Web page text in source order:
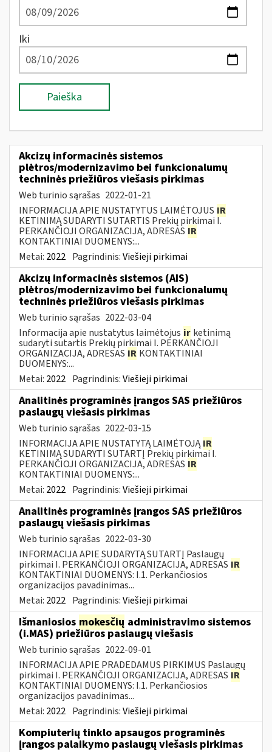
Iki
Paieška
Akcizų informacinės sistemos
plėtros/modernizavimo bei funkcionalumų
techninės priežiūros viešasis pirkimas
Web turinio sąrašas 2022-01-21
INFORMACIJA APIE NUSTATYTUS LAIMĖTOJUS IR
KETINIMĄ SUDARYTI SUTARTIS Prekių pirkimai I.
PERKANČIOJI ORGANIZACIJA, ADRESAS IR
KONTAKTINIAI DUOMENYS:...
Metai: 2022 Pagrindinis:Viešieji pirkimai
Akcizų informacinės sistemos (AIS)
plėtros/modernizavimo bei funkcionalumų
techninės priežiūros viešasis pirkimas
Web turinio sąrašas 2022-03-04
Informacija apie nustatytus laimėtojus ir ketinimą
sudaryti sutartis Prekių pirkimai I. PERKANČIOJI
ORGANIZACIJA, ADRESAS IR KONTAKTINIAI
DUOMENYS:...
Metai: 2022 Pagrindinis:Viešieji pirkimai
Analitinės programinės įrangos SAS priežiūros
paslaugų viešasis pirkimas
Web turinio sąrašas 2022-03-15
INFORMACIJA APIE NUSTATYTĄ LAIMĖTOJĄIR
KETINIMĄ SUDARYTI SUTARTĮ Prekių pirkimai I.
PERKANČIOJI ORGANIZACIJA, ADRESAS IR
KONTAKTINIAI DUOMENYS:...
Metai: 2022 Pagrindinis:Viešieji pirkimai
Analitinės programinės įrangos SAS priežiūros
paslaugų viešasis pirkimas
Web turinio sąrašas 2022-03-30
INFORMACIJA APIE SUDARYTĄ SUTARTĮ Paslaugų
pirkimai I. PERKANČIOJI ORGANIZACIJA, ADRESAS IR
KONTAKTINIAI DUOMENYS: I.1. Perkančiosios
organizacijos pavadinimas...
Metai: 2022 Pagrindinis:Viešieji pirkimai
Išmaniosios mokesčių administravimo sistemos
(i.MAS) priežiūros paslaugų viešasis
Web turinio sąrašas 2022-09-01
INFORMACIJA APIE PRADEDAMUS PIRKIMUS Paslaugų
pirkimai I. PERKANČIOJI ORGANIZACIJA, ADRESAS IR
KONTAKTINIAI DUOMENYS: I.1. Perkančiosios
organizacijos pavadinimas...
Metai: 2022 Pagrindinis:Viešieji pirkimai
Kompiuterių tinklo apsaugos programinės
įrangos palaikymo paslaugų viešasis pirkimas